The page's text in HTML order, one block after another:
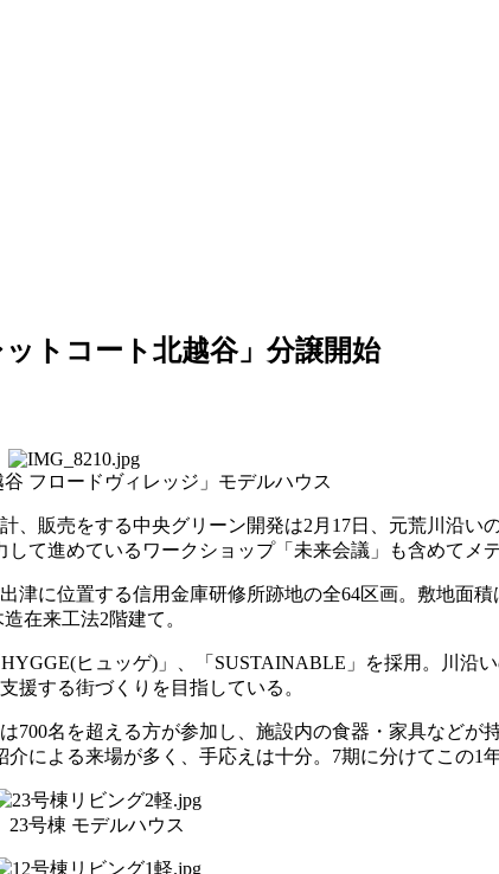
トコート北越谷」分譲開始
谷 フロードヴィレッジ」モデルハウス
販売をする中央グリーン開発は2月17日、元荒川沿い
て進めているワークショップ「未来会議」も含めてメ
に位置する信用金庫研修所跡地の全64区画。敷地面積
在来工法2階建て。
ヒュッゲ)」、「SUSTAINABLE」を採用。川沿
援する街づくりを目指している。
名を超える方が参加し、施設内の食器・家具などが
による来場が多く、手応えは十分。7期に分けてこの1
23号棟 モデルハウス